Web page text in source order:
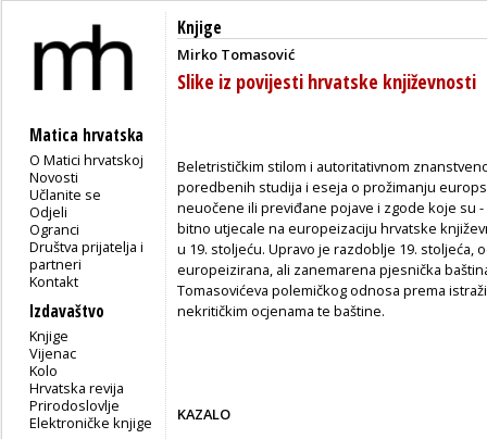
Matica hrvatska
O Matici hrvatskoj
Novosti
Učlanite se
Odjeli
Ogranci
Društva prijatelja i
partneri
Kontakt
Izdavaštvo
Knjige
Vijenac
Kolo
Hrvatska revija
Prirodoslovlje
Elektroničke knjige
Knjige
Mirko Tomasović
Slike iz povijesti hrvatske književnosti
Beletrističkim stilom i autoritativnom
poredbenih studija i eseja o prožimanju
neuočene ili previđane pojave i zgode koje su
bitno utjecale na europeizaciju hrvatske
u 19. stoljeću. Upravo je razdoblje 19. stoljeća,
europeizirana, ali zanemarena pjesnička
Tomasovićeva polemičkog odnosa prema
nekritičkim ocjenama te baštine.
KAZALO